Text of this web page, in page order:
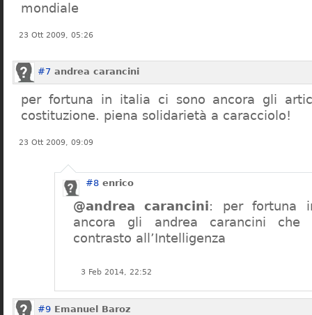
mondiale
23 Ott 2009, 05:26
#7 andrea carancini
per fortuna in italia ci sono ancora gli
costituzione. piena solidarietà a caracciolo!
23 Ott 2009, 09:09
#8 enrico
@andrea carancini: per fortuna
ancora gli andrea carancini
contrasto all’Intelligenza
3 Feb 2014, 22:52
#9 Emanuel Baroz